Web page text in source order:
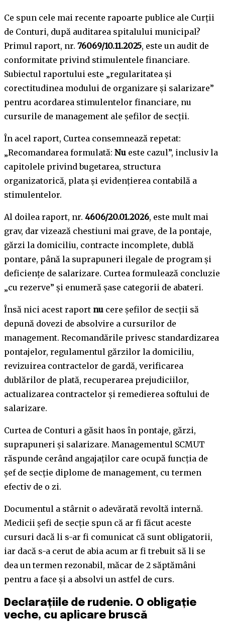
Ce spun cele mai recente rapoarte publice ale Curții
de Conturi, după auditarea spitalului municipal?
Primul raport, nr. 76069/10.11.2025, este un audit de
conformitate privind stimulentele financiare.
Subiectul raportului este „regularitatea și
corectitudinea modului de organizare și salarizare”
pentru acordarea stimulentelor financiare, nu
cursurile de management ale șefilor de secții.
În acel raport, Curtea consemnează repetat:
„Recomandarea formulată: Nu este cazul”, inclusiv la
capitolele privind bugetarea, structura
organizatorică, plata și evidențierea contabilă a
stimulentelor.
Al doilea raport, nr. 4606/20.01.2026, este mult mai
grav, dar vizează chestiuni mai grave, de la pontaje,
gărzi la domiciliu, contracte incomplete, dublă
pontare, până la suprapuneri ilegale de program și
deficiențe de salarizare. Curtea formulează concluzie
„cu rezerve” și enumeră șase categorii de abateri.
Însă nici acest raport nu cere șefilor de secții să
depună dovezi de absolvire a cursurilor de
management. Recomandările privesc standardizarea
pontajelor, regulamentul gărzilor la domiciliu,
revizuirea contractelor de gardă, verificarea
dublărilor de plată, recuperarea prejudiciilor,
actualizarea contractelor și remedierea softului de
salarizare.
Curtea de Conturi a găsit haos în pontaje, gărzi,
suprapuneri și salarizare. Managementul SCMUT
răspunde cerând angajaților care ocupă funcția de
șef de secție diplome de management, cu termen
efectiv de o zi.
Documentul a stârnit o adevărată revoltă internă.
Medicii șefi de secție spun că ar fi făcut aceste
cursuri dacă li s-ar fi comunicat că sunt obligatorii,
iar dacă s-a cerut de abia acum ar fi trebuit să li se
dea un termen rezonabil, măcar de 2 săptămâni
pentru a face și a absolvi un astfel de curs.
Declarațiile de rudenie. O obligație
veche, cu aplicare bruscă